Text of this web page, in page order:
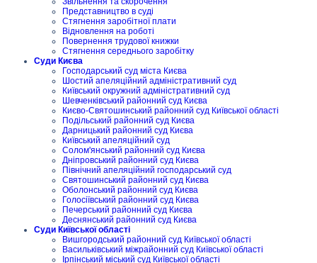
Представництво в суді
Стягнення заробітної плати
Відновлення на роботі
Повернення трудової книжки
Стягнення середнього заробітку
Суди Києва
Господарський суд міста Києва
Шостий апеляційний адміністративний суд
Київський окружний адміністративний суд
Шевченківський районний суд Києва
Києво-Святошинський районний суд Київської області
Подільський районний суд Києва
Дарницький районний суд Києва
Київський апеляційний суд
Солом'янський районний суд Києва
Дніпровський районний суд Києва
Північний апеляційний господарський суд
Святошинський районний суд Києва
Оболонський районний суд Києва
Голосіївський районний суд Києва
Печерський районний суд Києва
Деснянський районний суд Києва
Суди Київської області
Вишгородський районний суд Київської області
Васильківський міжрайонний суд Київської області
Ірпінський міський суд Київської області